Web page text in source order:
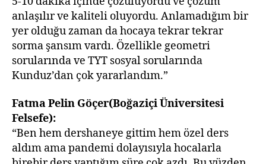
anlaşılır ve kaliteli oluyordu. Anlamadığım bir
yer olduğu zaman da hocaya tekrar tekrar
sorma şansım vardı. Özellikle geometri
sorularında ve TYT sosyal sorularında
Kunduz’dan çok yararlandım.”
Fatma Pelin Göçer(Boğaziçi Üniversitesi
Felsefe):
“Ben hem dershaneye gittim hem özel ders
aldım ama pandemi dolayısıyla hocalarla